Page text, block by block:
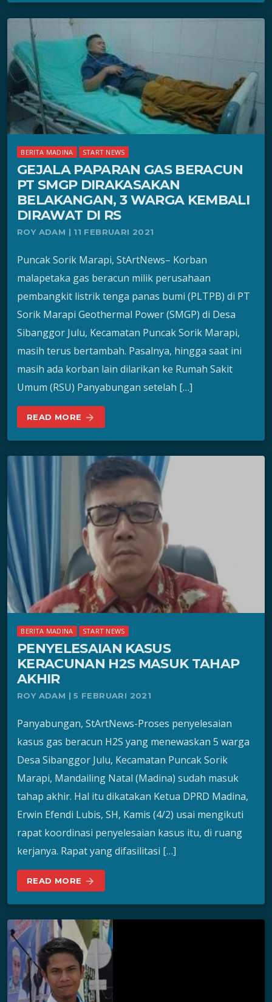
BERITA MADINA START NEWS
GEJALA PAPARAN GAS BERACUN
PT SMGP DIRAKASAKAN
BELAKANGAN, 3 WARGA KEMBALI
DIRAWAT DI RS
ROY ADAM | 11 FEBRUARI 2021
Puncak Sorik Marapi, StArtNews– Korban
malapetaka gas beracun milik perusahaan
pembangkit listrik tenga panas bumi (PLTPB) di PT
Sorik Marapi Geothermal Power (SMGP) di Desa
Sibanggor Julu, Kecamatan Puncak Sorik Marapi,
masih terus bertambah. Pasalnya, hingga saat ini
masih ada korban lain dilarikan ke Rumah Sakit
Umum (RSU) Panyabungan setelah […]
READ MORE arrow_forward
BERITA MADINA START NEWS
PENYELESAIAN KASUS
KERACUNAN H2S MASUK TAHAP
AKHIR
ROY ADAM | 5 FEBRUARI 2021
Panyabungan, StArtNews-Proses penyelesaian
kasus gas beracun H2S yang menewaskan 5 warga
Desa Sibanggor Julu, Kecamatan Puncak Sorik
Marapi, Mandailing Natal (Madina) sudah masuk
tahap akhir. Hal itu dikatakan Ketua DPRD Madina,
Erwin Efendi Lubis, SH, Kamis (4/2) usai mengikuti
rapat koordinasi penyelesaian kasus itu, di ruang
kerjanya. Rapat yang difasilitasi […]
READ MORE arrow_forward